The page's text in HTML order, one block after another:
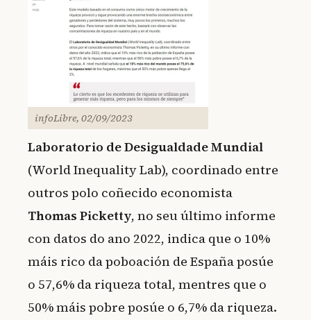
infoLibre, 02/09/2023
Laboratorio de Desigualdade Mundial
(World Inequality Lab), coordinado entre
outros polo coñecido economista
Thomas Picketty, no seu último informe
con datos do ano 2022, indica que o 10%
máis rico da poboación de España posúe
o 57,6% da riqueza total, mentres que o
50% máis pobre posúe o 6,7% da riqueza.